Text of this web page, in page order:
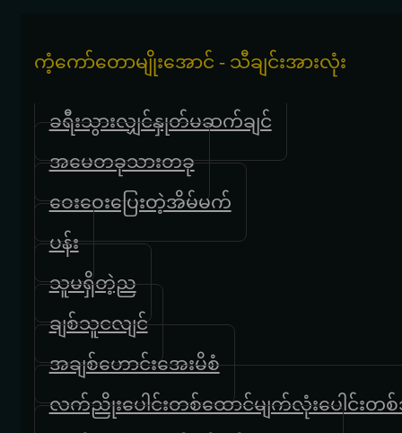
ကံ့ကော်တောမျိုးအောင် - သီချင်းအားလုံး
ခရီးသွားလျှင်နှုတ်မဆက်ချင်
အမေတခုသားတခု
ဝေးဝေးပြေးတဲ့အိမ်မက်
ပန်း
သူမရှိတဲ့ည
ချစ်သူငလျင်
အချစ်ဟောင်းအေးမိစံ
လက်ညိုးပေါင်းတစ်ထောင်မျက်လုံးပေါင်းတစ်